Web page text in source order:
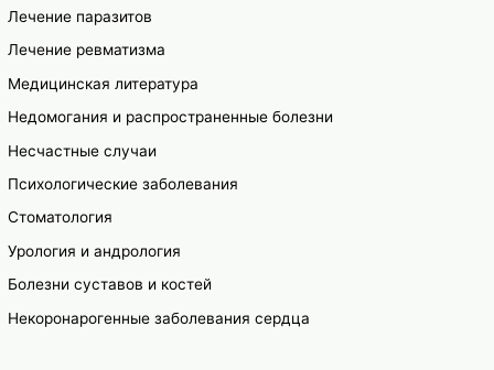
Лечение паразитов
Лечение ревматизма
Медицинская литература
Недомогания и распространенные болезни
Несчастные случаи
Психологические заболевания
Стоматология
Урология и андрология
Болезни суставов и костей
Некоронарогенные заболевания сердца